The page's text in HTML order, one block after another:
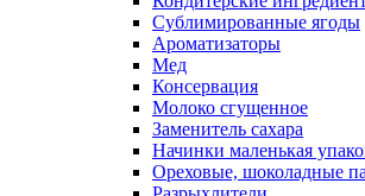
Сублимированные ягоды
Ароматизаторы
Мед
Консервация
Молоко сгущенное
Заменитель сахара
Начинки маленькая
Ореховые, шоколадные